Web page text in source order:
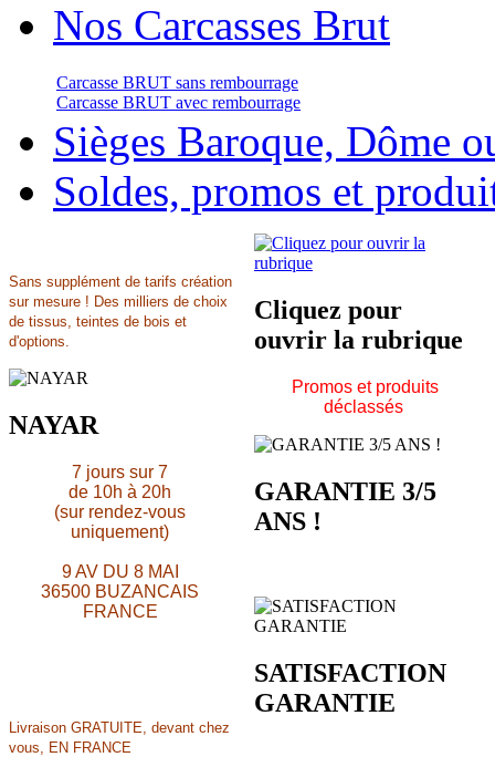
Nos Carcasses Brut
Carcasse BRUT sans rembourrage
Carcasse BRUT avec rembourrage
Sièges Baroque, Dôme
Soldes, promos et
Sans supplément de tarifs création
sur mesure ! Des milliers de choix
de tissus, teintes de bois et
d'options.
NAYAR
7 jours sur 7
de 10h à 20h
(sur rendez-vous
uniquement)
9 AV DU 8 MAI
36500 BUZANCAIS
FRANCE
Livraison GRATUITE, devant chez
vous, EN FRANCE
Cliquez pour
ouvrir la rubrique
Promos et produits
déclassés
GARANTIE 3/5
ANS !
SATISFACTION
GARANTIE